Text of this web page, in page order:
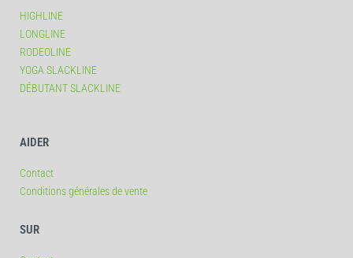
HIGHLINE
LONGLINE
RODEOLINE
YOGA SLACKLINE
DÉBUTANT SLACKLINE
AIDER
Contact
Conditions générales de vente
SUR